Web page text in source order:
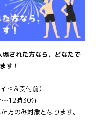
された方なら、どなたで
す！⁡
ド＆受付前）
～12時30分
方のみ対象となります。